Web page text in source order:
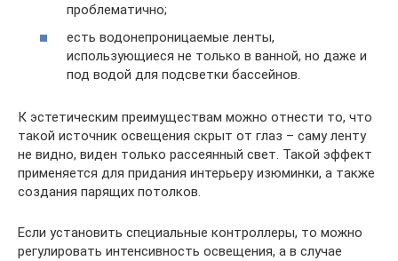
проблематично;
есть водонепроницаемые ленты,
использующиеся не только в ванной, но даже и
под водой для подсветки бассейнов.
К эстетическим преимуществам можно отнести то, что
такой источник освещения скрыт от глаз – саму ленту
не видно, виден только рассеянный свет. Такой эффект
применяется для придания интерьеру изюминки, а также
создания парящих потолков.
Если установить специальные контроллеры, то можно
регулировать интенсивность освещения, а в случае